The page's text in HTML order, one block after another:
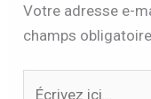
Votre adresse e-
champs